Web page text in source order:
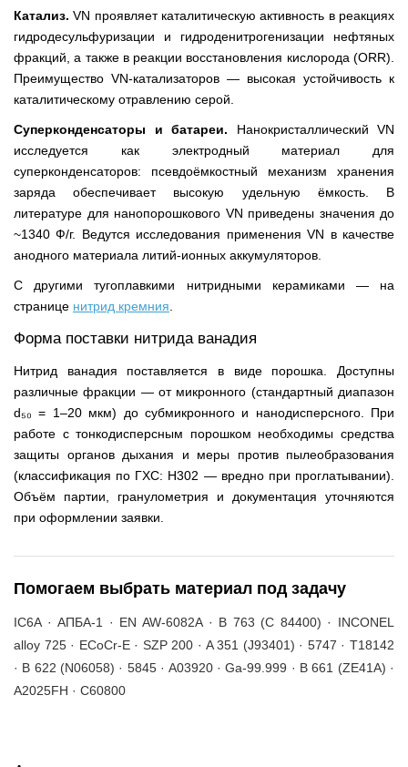
Катализ. VN проявляет каталитическую активность в реакциях
гидродесульфуризации и гидроденитрогенизации нефтяных
фракций, а также в реакции восстановления кислорода (ORR).
Преимущество VN-катализаторов — высокая устойчивость к
каталитическому отравлению серой.
Суперконденсаторы и батареи. Нанокристаллический VN
исследуется как электродный материал для
суперконденсаторов: псевдоёмкостный механизм хранения
заряда обеспечивает высокую удельную ёмкость. В
литературе для нанопорошкового VN приведены значения до
~1340 Ф/г. Ведутся исследования применения VN в качестве
анодного материала литий-ионных аккумуляторов.
С другими тугоплавкими нитридными керамиками — на
странице нитрид кремния
Форма поставки нитрида ванадия
Нитрид ванадия поставляется в виде порошка. Доступны
различные фракции — от микронного (стандартный диапазон
d₅₀ = 1–20 мкм) до субмикронного и нанодисперсного. При
работе с тонкодисперсным порошком необходимы средства
защиты органов дыхания и меры против пылеобразования
(классификация по ГХС: H302 — вредно при проглатывании).
Объём партии, гранулометрия и документация уточняются
при оформлении заявки.
Помогаем выбрать материал под задачу
IC6A · АПБА-1 · EN AW-6082A · B 763 (C 84400) · INCONEL
alloy 725 · ECoCr-E · SZP 200 · A 351 (J93401) · 5747 · T18142
· B 622 (N06058) · 5845 · A03920 · Ga-99.999 · B 661 (ZE41A) ·
A2025FH · C60800